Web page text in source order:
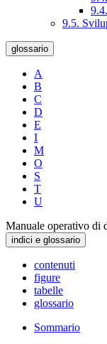
9.5.
glossario
A
B
C
D
E
I
M
O
S
T
U
Manuale operativo di
indici e glossario
contenuti
figure
tabelle
glossario
Sommario